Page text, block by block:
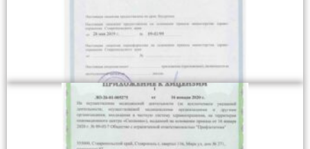
Лицензия на осуществление фармацевтической
деятельности 2